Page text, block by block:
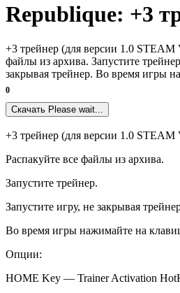
Republique: +3
+3 трейнер (для версии 1.0 STEAM
файлы из архива. Запустите
закрывая трейнер. Во время игры
0
Скачать Please wait...
+3 трейнер (для версии 1.0 STEAM
Распакуйте все файлы из архива.
Запустите трейнер.
Запустите игру, не закрывая
Во время игры нажимайте на
Опции:
HOME Key — Trainer Activation